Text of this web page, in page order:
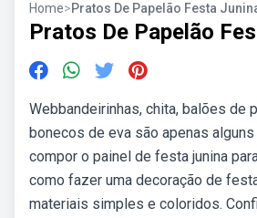
Home>Pratos De Papelão Festa
Pratos De Papelão
Webbandeirinhas, chita, balões de
bonecos de eva são apenas
compor o painel de festa junina
como fazer uma decoração de
materiais simples e coloridos.